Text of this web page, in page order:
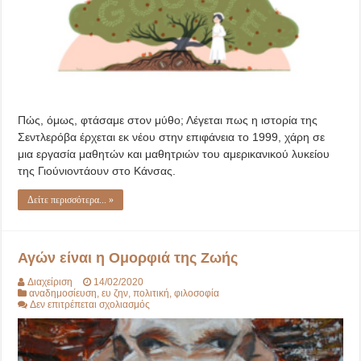
Πώς, όμως, φτάσαμε στον μύθο; Λέγεται πως η ιστορία της
Σεντλερόβα έρχεται εκ νέου στην επιφάνεια το 1999, χάρη σε
μια εργασία μαθητών και μαθητριών του αμερικανικού λυκείου
της Γιούνιοντάουν στο Κάνσας.
Δείτε περισσότερα... »
Αγών είναι η Ομορφιά της Ζωής
Διαχείριση
14/02/2020
αναδημοσίευση,ευ ζην,πολιτική,φιλοσοφία
Δεν επιτρέπεται σχολιασμός
είναι
η
Ομορφιά